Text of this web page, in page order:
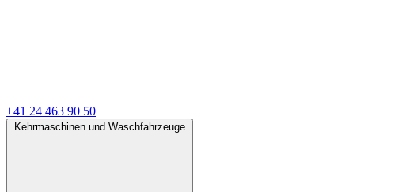
+41 24 463 90 50